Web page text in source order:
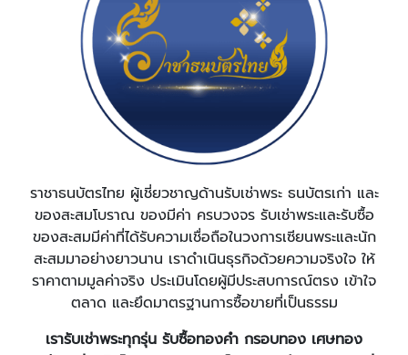
ราชาธนบัตรไทย ผู้เชี่ยวชาญด้านรับเช่าพระ ธนบัตรเก่า และ
ของสะสมโบราณ ของมีค่า ครบวงจร รับเช่าพระและรับซื้อ
ของสะสมมีค่าที่ได้รับความเชื่อถือในวงการเซียนพระและนัก
สะสมมาอย่างยาวนาน เราดำเนินธุรกิจด้วยความจริงใจ ให้
ราคาตามมูลค่าจริง ประเมินโดยผู้มีประสบการณ์ตรง เข้าใจ
ตลาด และยึดมาตรฐานการซื้อขายที่เป็นธรรม
เรารับเช่าพระทุกรุ่น รับซื้อทองคำ กรอบทอง เศษทอง